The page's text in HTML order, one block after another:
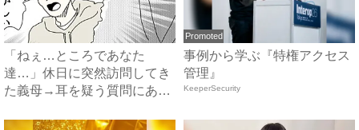
「ねぇ…ところであなた
達…」休日に突然訪問してき
た義母→耳を疑う質問にあ
Promoted
事例から学ぶ『特権アクセス
管理』
KeeperSecurity